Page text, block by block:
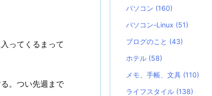
ってくるまって
。つい先週まで
パソコン (160)
パソコン-Linux (51)
ブログのこと (43)
ホテル (58)
メモ、手帳、文具 (110)
ライフスタイル (138)